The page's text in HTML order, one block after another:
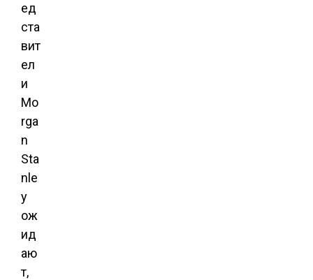
ед
ста
вит
ел
и
Mo
rga
n
Sta
nle
y
ож
ид
аю
т,